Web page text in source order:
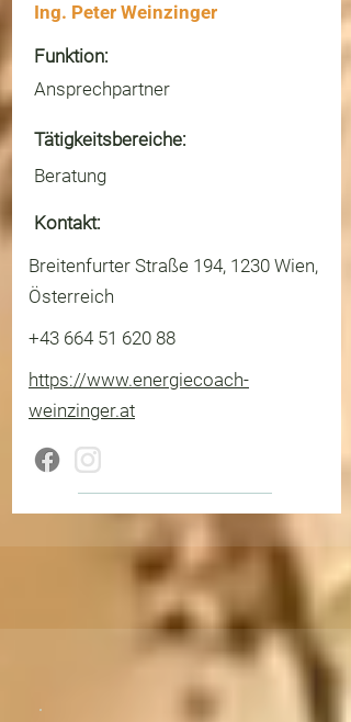
Ing. Peter Weinzinger
Funktion:
Ansprechpartner
Tätigkeitsbereiche:
Beratung
Kontakt:
Breitenfurter Straße 194, 1230 Wien,
Österreich
+43 664 51 620 88
https://www.energiecoach-
weinzinger.at